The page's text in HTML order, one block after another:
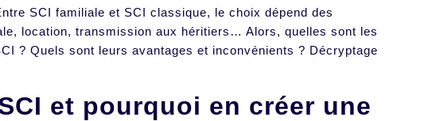
SCI familiale et SCI classique, le choix dépend des
location, transmission aux héritiers… Alors, quelles sont les
? Quels sont leurs avantages et inconvénients ? Décryptage
et pourquoi en créer une